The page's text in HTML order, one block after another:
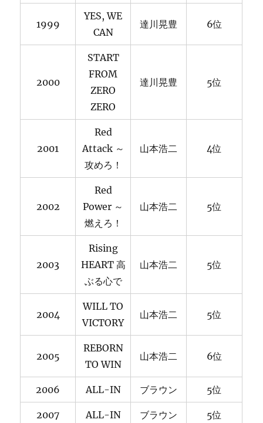
1999
YES, WE
CAN
達川晃豊 6位
2000
START
FROM
ZERO
ZERO
達川晃豊 5位
2001
Red
Attack ～
攻めろ！
山本浩二 4位
2002
Red
Power ～
燃えろ！
山本浩二 5位
2003
Rising
HEART 高
ぶる心で
山本浩二 5位
2004
WILL TO
VICTORY
山本浩二 5位
2005
REBORN
TO WIN
山本浩二 6位
2006 ALL-IN ブラウン 5位
2007 ALL-IN ブラウン 5位